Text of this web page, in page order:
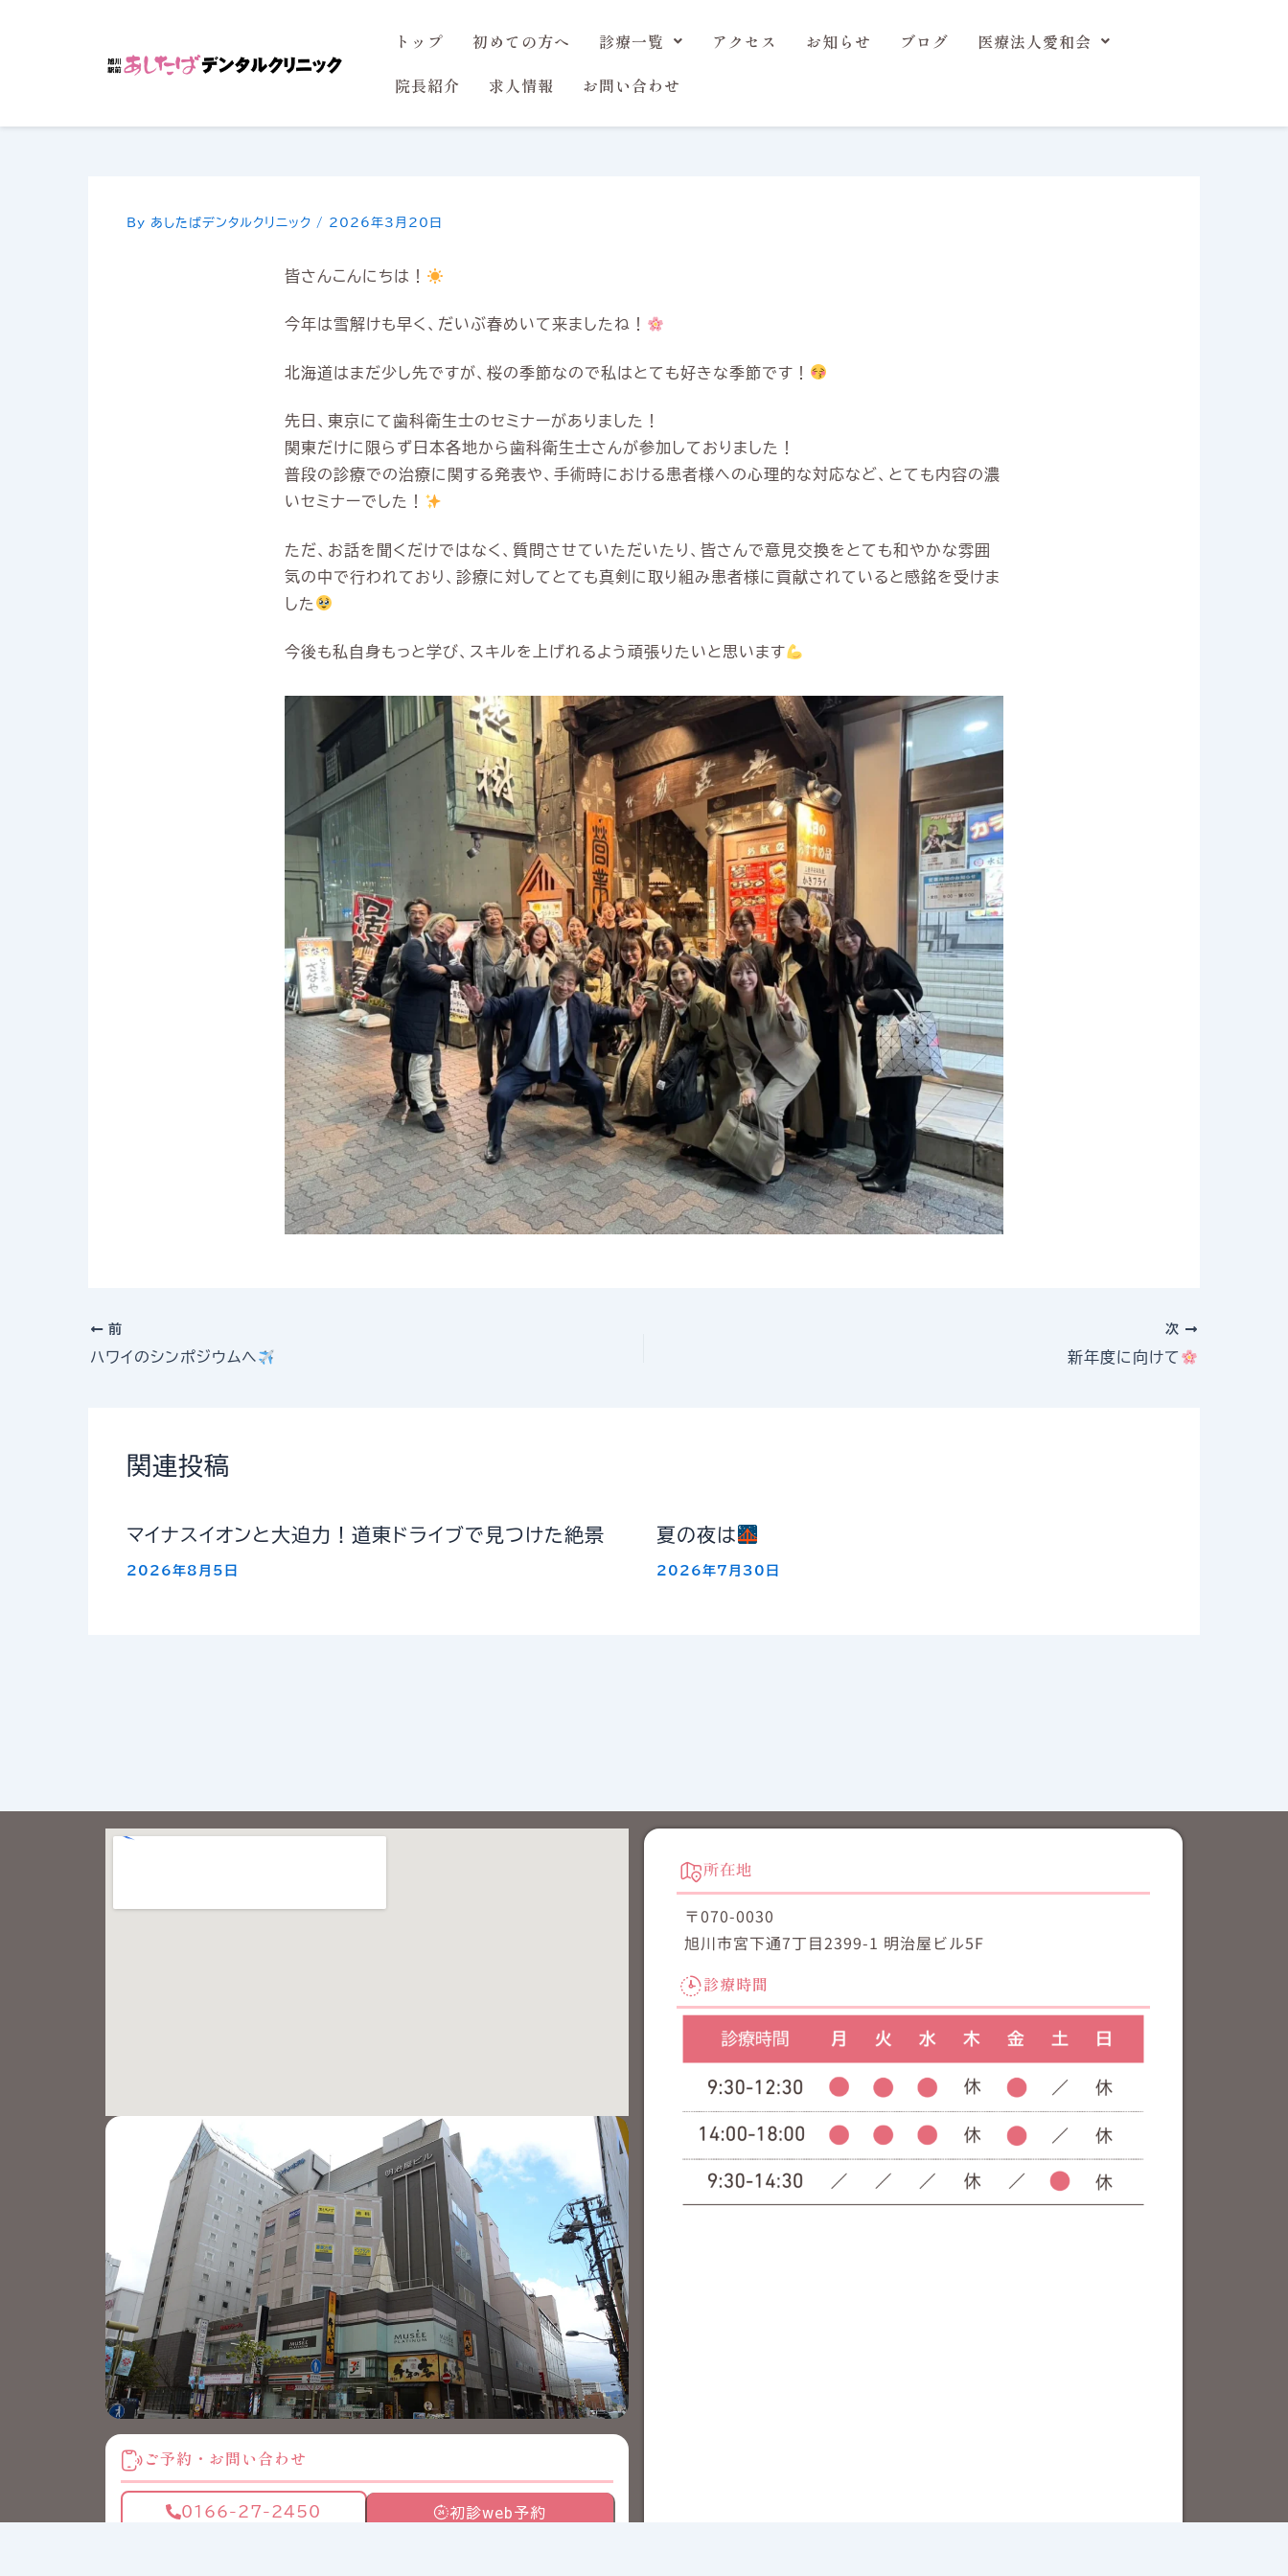
トップ 初めての方へ 診療一覧 アクセス お知らせ ブログ
医療法人愛和会
院長紹介
求人情報 お問い合わせ
By あしたばデンタルクリニック / 2026年3月20日
皆さんこんにちは！
今年は雪解けも早く、だいぶ春めいて来ましたね！
北海道はまだ少し先ですが、桜の季節なので私はとても好きな季節です！
先日、東京にて歯科衛生士のセミナーがありました！
関東だけに限らず日本各地から歯科衛生士さんが参加しておりました！
普段の診療での治療に関する発表や、手術時における患者様への心理的な対応など、とても内容の濃
いセミナーでした！
ただ、お話を聞くだけではなく、質問させていただいたり、皆さんで意見交換をとても和やかな雰囲
気の中で行われており、診療に対してとても真剣に取り組み患者様に貢献されていると感銘を受けま
した
今後も私自身もっと学び、スキルを上げれるよう頑張りたいと思います
前
ハワイのシンポジウムへ
次
新年度に向けて
関連投稿
マイナスイオンと大迫力！道東ドライブで見つけた絶景
2026年8月5日
夏の夜は
2026年7月30日
ご予約・お問い合わせ
0166-27-2450 初診web予約
所在地
〒070-0030
旭川市宮下通7丁目2399-1 明治屋ビル5F
診療時間